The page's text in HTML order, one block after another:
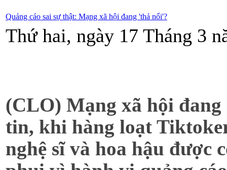
Quảng cáo sai sự thật: Mạng xã hội đang 'thả nổi'?
Thứ hai, ngày 17 Tháng 3
(CLO) Mạng xã hội
tin, khi hàng loạt
nghệ sĩ và hoa hậu được